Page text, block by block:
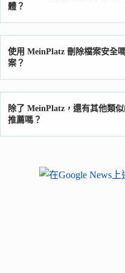
體？
使用 MeinPlatz 刪除檔案安全
案？
除了 MeinPlatz，還有其他類
推薦嗎？